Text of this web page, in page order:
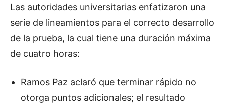
Las autoridades universitarias enfatizaron una
serie de lineamientos para el correcto desarrollo
de la prueba, la cual tiene una duración máxima
de cuatro horas:
Ramos Paz aclaró que terminar rápido no
otorga puntos adicionales; el resultado